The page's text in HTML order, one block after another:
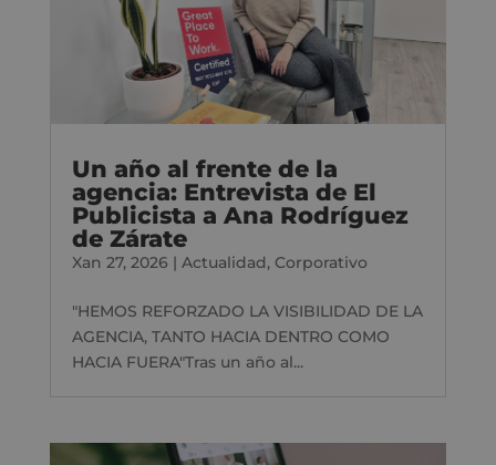
Un año al frente de la
agencia: Entrevista de El
Publicista a Ana Rodríguez
de Zárate
Xan 27, 2026 | Actualidad, Corporativo
"HEMOS REFORZADO LA VISIBILIDAD DE LA
AGENCIA, TANTO HACIA DENTRO COMO
HACIA FUERA"Tras un año al...